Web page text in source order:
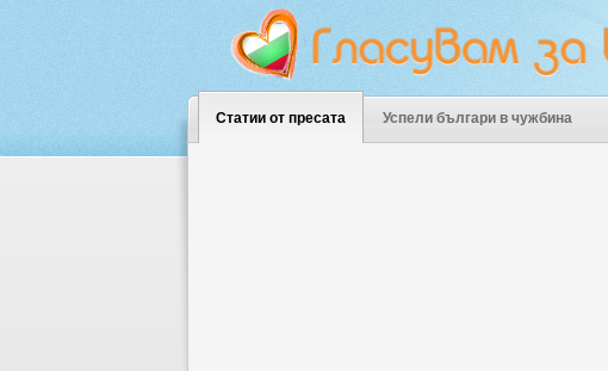
Статии от пресата Успели българи в чужбина